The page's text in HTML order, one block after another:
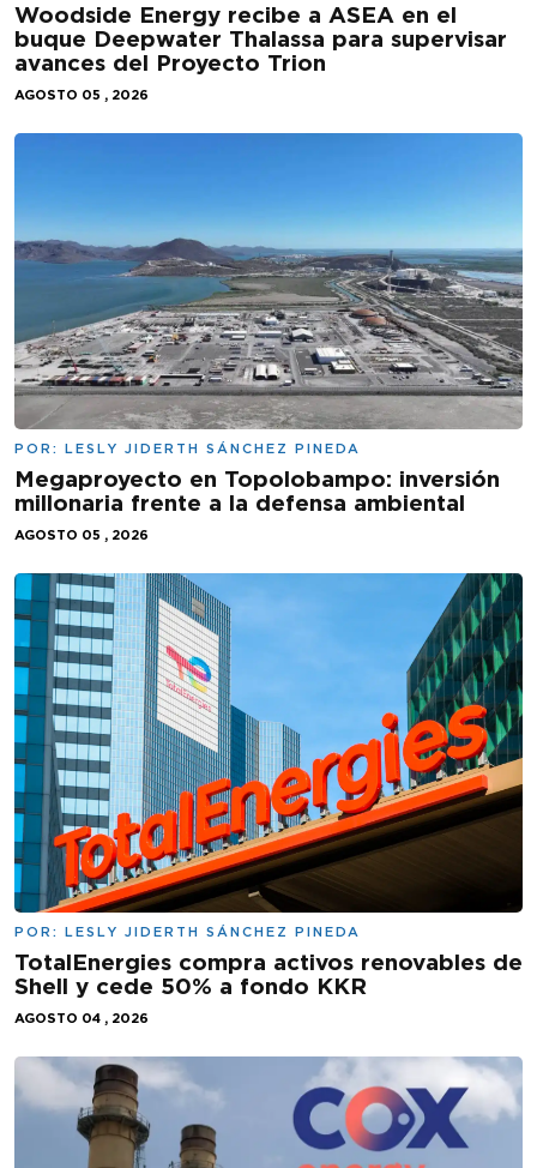
Woodside Energy recibe a ASEA en el
buque Deepwater Thalassa para supervisar
avances del Proyecto Trion
AGOSTO 05 , 2026
POR: LESLY JIDERTH SÁNCHEZ PINEDA
Megaproyecto en Topolobampo: inversión
millonaria frente a la defensa ambiental
AGOSTO 05 , 2026
POR: LESLY JIDERTH SÁNCHEZ PINEDA
TotalEnergies compra activos renovables de
Shell y cede 50% a fondo KKR
AGOSTO 04 , 2026